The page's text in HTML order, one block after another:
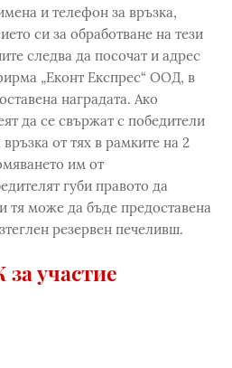
и телефон за връзка,
си за обработване на тези
следва да посочат и адрес
„Еконт Експрес“ ООД, в
наградата. Ако
да се свържат с победители
от тях в рамките на 2
им от
губи правото да
тя може да бъде предоставена
резервен печеливш.
участие